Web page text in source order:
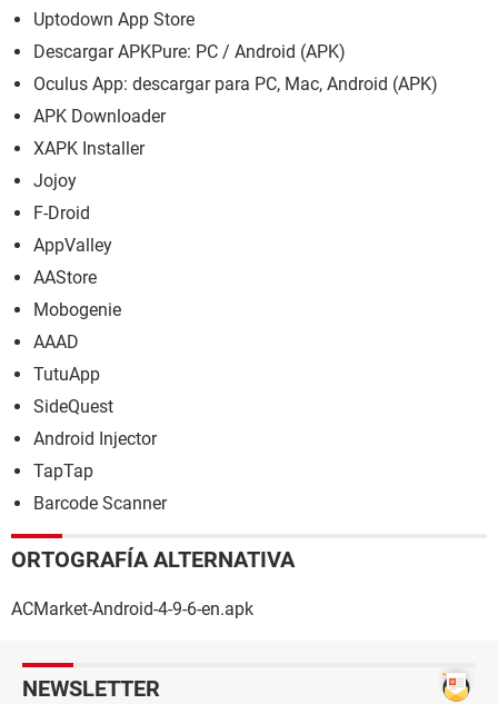
Uptodown App Store
Descargar APKPure: PC / Android (APK)
Oculus App: descargar para PC, Mac, Android (APK)
APK Downloader
XAPK Installer
Jojoy
F-Droid
AppValley
AAStore
Mobogenie
AAAD
TutuApp
SideQuest
Android Injector
TapTap
Barcode Scanner
ORTOGRAFÍA ALTERNATIVA
ACMarket-Android-4-9-6-en.apk
NEWSLETTER